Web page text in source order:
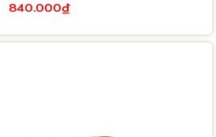
840.000₫